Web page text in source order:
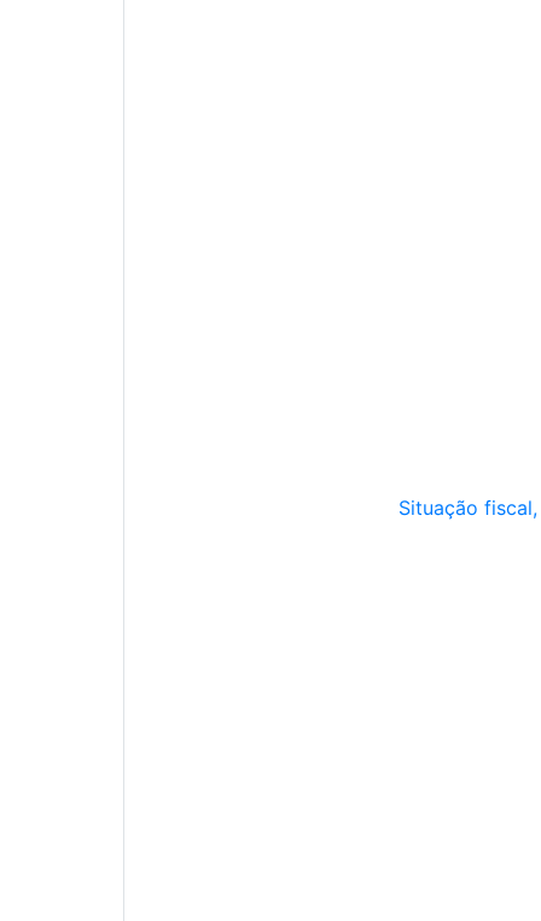
Situação